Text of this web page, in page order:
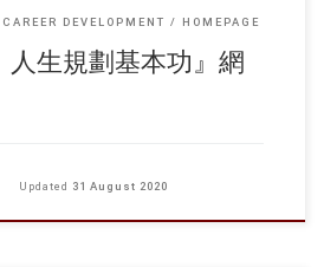
CAREER DEVELOPMENT HOMEPAGE
人生規劃基本功』網
Updated 31 August 2020